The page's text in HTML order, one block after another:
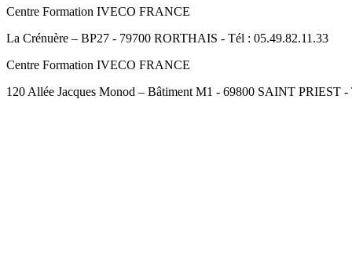
Centre Formation IVECO FRANCE
La Crénuère – BP27 - 79700 RORTHAIS - Tél : 05.49.82.11.33
Centre Formation IVECO FRANCE
120 Allée Jacques Monod – Bâtiment M1 - 69800 SAINT PRIEST